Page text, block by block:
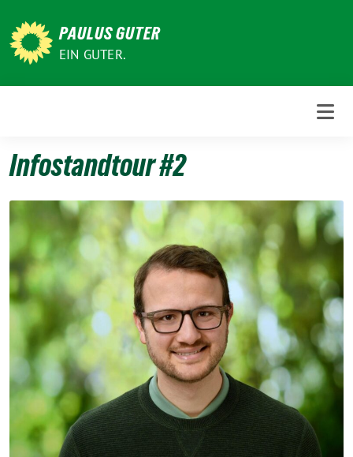
zum
Inhalt
PAULUS GUTER
EIN GUTER.
Infostandtour #2